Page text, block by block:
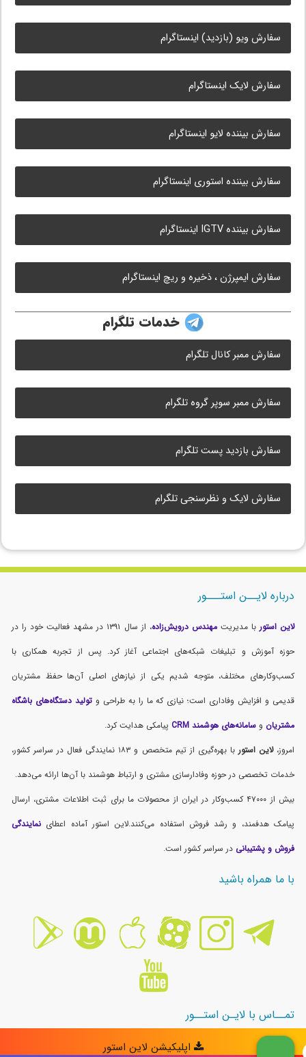
سفارش ویو (بازدید) اینستاگرام
سفارش لایک اینستاگرام
سفارش بیننده لایو اینستاگرام
سفارش بیننده استوری اینستاگرام
سفارش بیننده IGTV اینستاگرام
سفارش ایمپرژن ، ذخیره و ریچ اینستاگرام
خدمات تلگرام
سفارش ممبر کانال تلگرام
سفارش ممبر سوپر گروه تلگرام
سفارش بازدید پست تلگرام
سفارش لایک و نظرسنجی تلگرام